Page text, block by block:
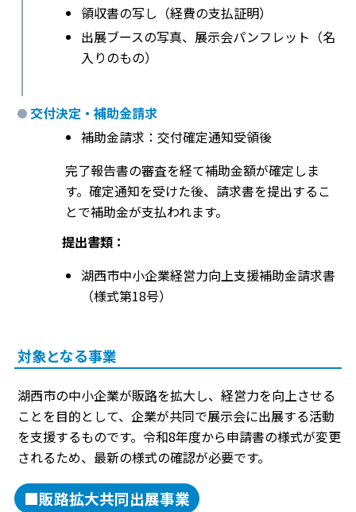
領収書の写し（経費の支払証明）
出展ブースの写真、展示会パンフレット（名
入りのもの）
交付決定・補助金請求
補助金請求：交付確定通知受領後
完了報告書の審査を経て補助金額が確定しま
す。確定通知を受けた後、請求書を提出するこ
とで補助金が支払われます。
提出書類：
湖西市中小企業経営力向上支援補助金請求書
（様式第18号）
対象となる事業
湖西市の中小企業が販路を拡大し、経営力を向上させる
ことを目的として、企業が共同で展示会に出展する活動
を支援するものです。令和8年度から申請書の様式が変更
されるため、最新の様式の確認が必要です。
■販路拡大共同出展事業